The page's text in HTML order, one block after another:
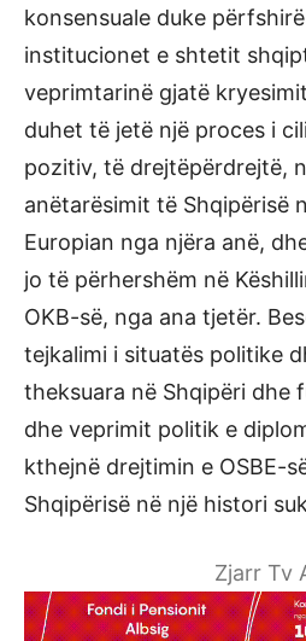
konsensuale duke
institucionet e shtetit
veprimtarinë gjatë
duhet të jetë një proces i
pozitiv, të drejtëpërdrejtë,
anëtarësimit të Shqipërisë
Europian nga njëra anë,
jo të përhershëm në
OKB-së, nga ana tjetër.
tejkalimi i situatës politike
theksuara në Shqipëri dhe
dhe veprimit politik e
kthejnë drejtimin e OSBE-
Shqipërisë në një histori
Zjarr Tv